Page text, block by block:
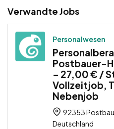
Verwandte Jobs
Personalwesen
Postbauer-
– 27,00 € /
Vollzeitjob,
Nebenjob
92353
Deutschland